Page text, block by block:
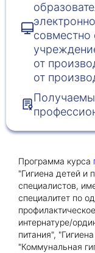
совместно
от
от
Программа курса
"Гигиена детей и
специалистов,
специалитет по
интернатуре/
питания",
"Коммунальная
Даю
данныхи